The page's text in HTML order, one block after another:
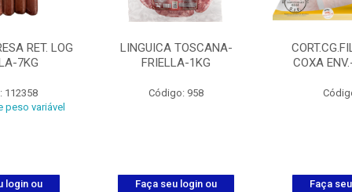
RET. LOG
7KG
112358
peso variável
login ou
LINGUICA TOSCANA-
FRIELLA-1KG
Código: 958
Faça seu login ou
COXA
Faça